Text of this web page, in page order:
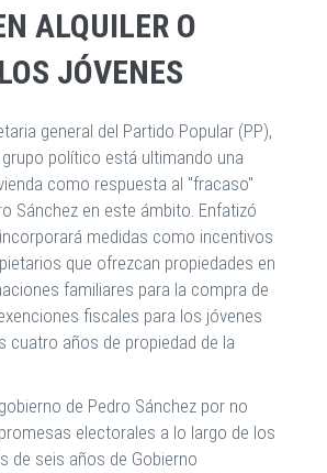
ALQUILER O
JÓVENES
general del Partido Popular (PP),
político está ultimando una
como respuesta al "fracaso"
Sánchez en este ámbito. Enfatizó
medidas como incentivos
que ofrezcan propiedades en
familiares para la compra de
fiscales para los jóvenes
cuatro años de propiedad de la
de Pedro Sánchez por no
electorales a lo largo de los
de seis años de Gobierno